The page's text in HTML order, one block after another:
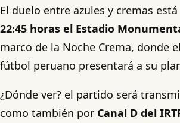
El duelo entre azules y cremas
22:45 horas el Estadio
marco de la Noche Crema, donde
fútbol peruano presentará a su
¿Dónde ver? el partido será
como también por Canal D del